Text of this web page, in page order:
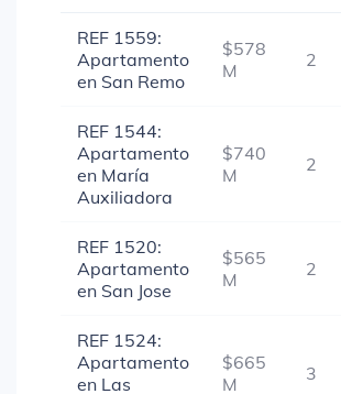
REF 1559:
Apartamento
en San Remo
$578
M
2
REF 1544:
Apartamento
en María
Auxiliadora
$740
M
2
REF 1520:
Apartamento
en San Jose
$565
M
2
REF 1524:
Apartamento
en Las
$665
M
3